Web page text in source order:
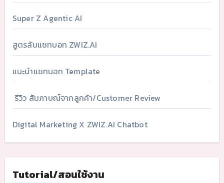
Super Z Agentic AI
สูตรลับแชทบอท ZWIZ.AI
แนะนำแชทบอท Template
รีวิว สัมภาษณ์จากลูกค้า/Customer Review
Digital Marketing X ZWIZ.AI Chatbot
Tutorial/สอนใช้งาน